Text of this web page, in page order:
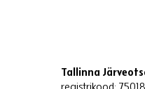
Tallinna